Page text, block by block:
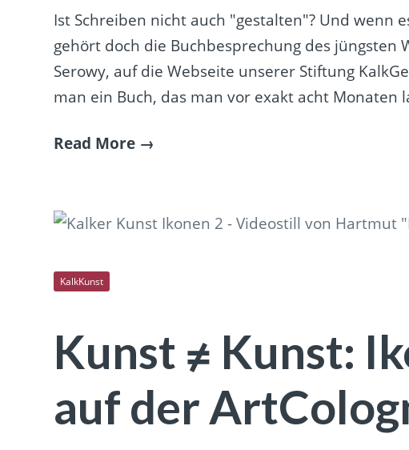
Ist Schreiben nicht auch "gestalten"? Und wenn
gehört doch die Buchbesprechung des
Serowy, auf die Webseite unserer Stiftung
man ein Buch, das man vor exakt acht Monaten
Read More
KalkKunst
Kunst ≠ Kunst:
auf der